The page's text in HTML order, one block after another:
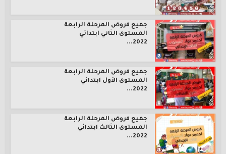
جميع فروض المرحلة الرابعة
المستوى الثاني ابتدائي
2022...
جميع فروض المرحلة الرابعة
المستوى الأول ابتدائي
2022...
جميع فروض المرحلة الرابعة
المستوى الثالث ابتدائي
2022...